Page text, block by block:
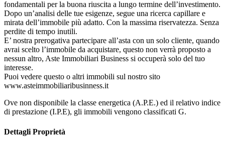
fondamentali per la buona riuscita a lungo termine dell’investimento.
Dopo un’analisi delle tue esigenze, segue una ricerca capillare e
mirata dell’immobile più adatto. Con la massima riservatezza. Senza
perdite di tempo inutili.
E’ nostra prerogativa partecipare all’asta con un solo cliente, quando
avrai scelto l’immobile da acquistare, questo non verrà proposto a
nessun altro, Aste Immobiliari Business si occuperà solo del tuo
interesse.
Puoi vedere questo o altri immobili sul nostro sito
www.asteimmobiliaribusinness.it
Ove non disponibile la classe energetica (A.P.E.) ed il relativo indice
di prestazione (I.P.E), gli immobili vengono classificati G.
Dettagli Proprietà